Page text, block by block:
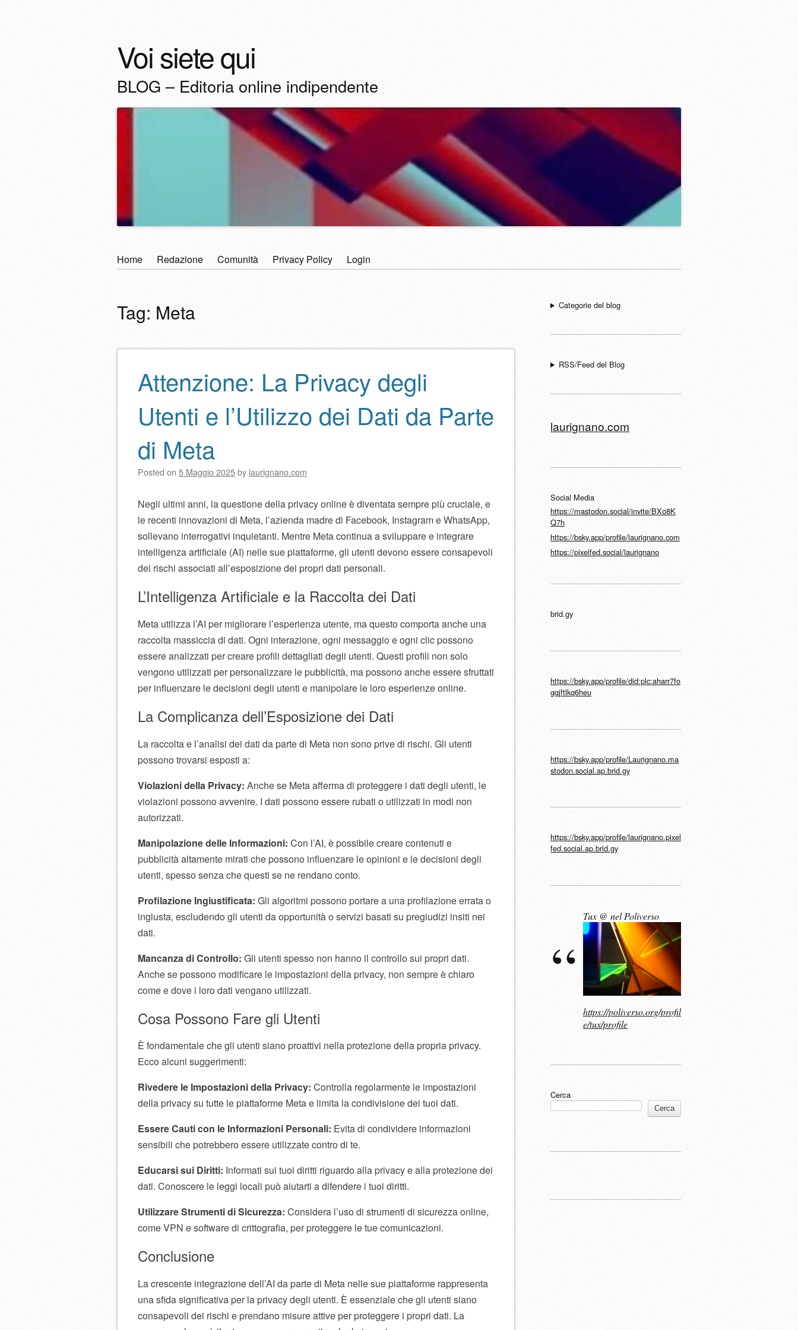
Voi siete qui
BLOG – Editoria online indipendente
Vai
Home Redazione Comunità Privacy Policy Login
Tag: Meta
Navigazione articolo
Attenzione: La Privacy degli
Utenti e l’Utilizzo dei Dati da Parte
di Meta
Posted on 5 Maggio 2025by laurignano.com
Negli ultimi anni, la questione della privacy online è diventata sempre più cruciale, e
le recenti innovazioni di Meta, l’azienda madre di Facebook, Instagram e WhatsApp,
sollevano interrogativi inquietanti. Mentre Meta continua a sviluppare e integrare
intelligenza artificiale (AI) nelle sue piattaforme, gli utenti devono essere consapevoli
dei rischi associati all’esposizione dei propri dati personali.
L’Intelligenza Artificiale e la Raccolta dei Dati
Meta utilizza l’AI per migliorare l’esperienza utente, ma questo comporta anche una
raccolta massiccia di dati. Ogni interazione, ogni messaggio e ogni clic possono
essere analizzati per creare profili dettagliati degli utenti. Questi profili non solo
vengono utilizzati per personalizzare le pubblicità, ma possono anche essere sfruttati
per influenzare le decisioni degli utenti e manipolare le loro esperienze online.
La Complicanza dell’Esposizione dei Dati
La raccolta e l’analisi dei dati da parte di Meta non sono prive di rischi. Gli utenti
possono trovarsi esposti a:
Violazioni della Privacy: Anche se Meta afferma di proteggere i dati degli utenti, le
violazioni possono avvenire. I dati possono essere rubati o utilizzati in modi non
autorizzati.
Manipolazione delle Informazioni: Con l’AI, è possibile creare contenuti e
pubblicità altamente mirati che possono influenzare le opinioni e le decisioni degli
utenti, spesso senza che questi se ne rendano conto.
Profilazione Ingiustificata: Gli algoritmi possono portare a una profilazione errata o
ingiusta, escludendo gli utenti da opportunità o servizi basati su pregiudizi insiti nei
dati.
Mancanza di Controllo: Gli utenti spesso non hanno il controllo sui propri dati.
Anche se possono modificare le impostazioni della privacy, non sempre è chiaro
come e dove i loro dati vengano utilizzati.
Cosa Possono Fare gli Utenti
È fondamentale che gli utenti siano proattivi nella protezione della propria privacy.
Ecco alcuni suggerimenti:
Rivedere le Impostazioni della Privacy: Controlla regolarmente le impostazioni
della privacy su tutte le piattaforme Meta e limita la condivisione dei tuoi dati.
Essere Cauti con le Informazioni Personali: Evita di condividere informazioni
sensibili che potrebbero essere utilizzate contro di te.
Educarsi sui Diritti: Informati sui tuoi diritti riguardo alla privacy e alla protezione dei
dati. Conoscere le leggi locali può aiutarti a difendere i tuoi diritti.
Utilizzare Strumenti di Sicurezza: Considera l’uso di strumenti di sicurezza online,
come VPN e software di crittografia, per proteggere le tue comunicazioni.
Conclusione
La crescente integrazione dell’AI da parte di Meta nelle sue piattaforme rappresenta
una sfida significativa per la privacy degli utenti. È essenziale che gli utenti siano
consapevoli dei rischi e prendano misure attive per proteggere i propri dati. La
Categorie del blog
RSS/Feed del Blog
laurignano.com
Social Media
https://mastodon.social/invite/BXo8K
Q7h
https://bsky.app/profile/laurignano.com
https://pixelfed.social/laurignano
brid.gy
https://bsky.app/profile/did:plc:aharr7fo
gqjftlkq6heu
https://bsky.app/profile/Laurignano.ma
stodon.social.ap.brid.gy
https://bsky.app/profile/laurignano.pixel
fed.social.ap.brid.gy
Tux @ nel Poliverso
https://poliverso.org/profil
e/tux/profile
Cerca
Cerca